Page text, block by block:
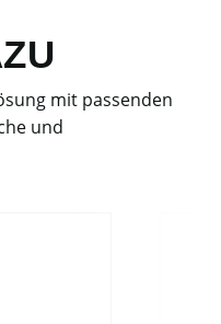
mit passenden
und